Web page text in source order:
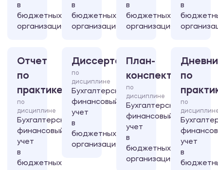
в
бюджетных
организациях
в
бюджетных
организациях
в
бюджетных
организациях
в
Отчет
по
практике
по
дисциплине
Бухгалтерский
финансовый
учет
в
бюджетных
Диссертация
по
дисциплине
Бухгалтерский
финансовый
учет
в
бюджетных
организациях
План-
конспект
по
дисциплине
Бухгалтерский
финансовый
учет
в
бюджетных
организациях
по
по
учет
в